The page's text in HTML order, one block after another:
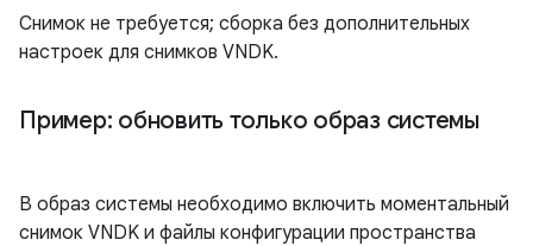
Снимок не требуется; сборка без дополнительных
настроек для снимков VNDK.
Пример: обновить только образ системы
В образ системы необходимо включить моментальный
снимок VNDK и файлы конфигурации пространства